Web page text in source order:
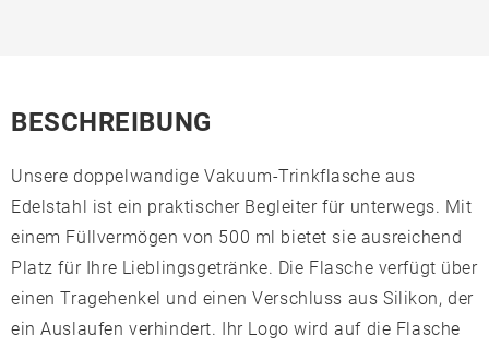
BESCHREIBUNG
Unsere doppelwandige Vakuum-Trinkflasche aus
Edelstahl ist ein praktischer Begleiter für unterwegs. Mit
einem Füllvermögen von 500 ml bietet sie ausreichend
Platz für Ihre Lieblingsgetränke. Die Flasche verfügt über
einen Tragehenkel und einen Verschluss aus Silikon, der
ein Auslaufen verhindert. Ihr Logo wird auf die Flasche